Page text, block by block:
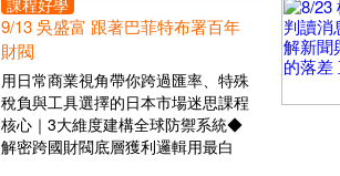
課程好學
9/13 吳盛富 跟著巴菲特布署百年
財閥
用日常商業視角帶你跨過匯率、特殊
稅負與工具選擇的日本市場迷思課程
核心｜3大維度建構全球防禦系統◆
解密跨國財閥底層獲利邏輯用最白